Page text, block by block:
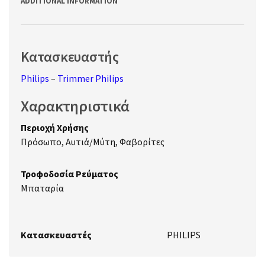
Κατασκευαστής
Philips – Trimmer Philips
Χαρακτηριστικά
Περιοχή Χρήσης
Πρόσωπο, Αυτιά/Μύτη, Φαβορίτες
Τροφοδοσία Ρεύματος
Μπαταρία
Κατασκευαστές PHILIPS